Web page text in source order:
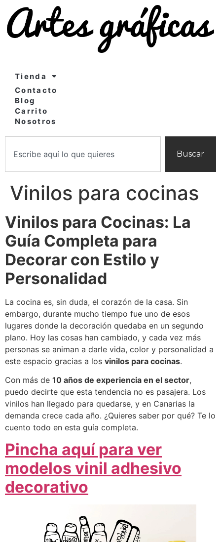
Tienda
Contacto
Blog
Carrito
Nosotros
Buscar
Vinilos para cocinas
Vinilos para Cocinas: La
Guía Completa para
Decorar con Estilo y
Personalidad
La cocina es, sin duda, el corazón de la casa. Sin
embargo, durante mucho tiempo fue uno de esos
lugares donde la decoración quedaba en un segundo
plano. Hoy las cosas han cambiado, y cada vez más
personas se animan a darle vida, color y personalidad a
este espacio gracias a los vinilos para cocinas.
Con más de 10 años de experiencia en el sector,
puedo decirte que esta tendencia no es pasajera. Los
vinilos han llegado para quedarse, y en Canarias la
demanda crece cada año. ¿Quieres saber por qué? Te lo
cuento todo en esta guía completa.
Pincha aquí para ver
modelos vinil adhesivo
decorativo